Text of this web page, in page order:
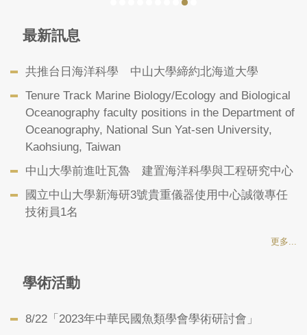
最新訊息
共推台日海洋科學 中山大學締約北海道大學
Tenure Track Marine Biology/Ecology and Biological
Oceanography faculty positions in the Department of
Oceanography, National Sun Yat-sen University,
Kaohsiung, Taiwan
中山大學前進吐瓦魯 建置海洋科學與工程研究中心
國立中山大學新海研3號貴重儀器使用中心誠徵專任
技術員1名
更多...
學術活動
8/22「2023年中華民國魚類學會學術研討會」